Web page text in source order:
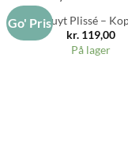
Go' Pris
Pillivuyt Plissé –
kr.119,00
På lager